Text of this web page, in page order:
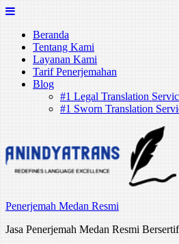
Skip
to
contentBeranda
Tentang Kami
Layanan Kami
Tarif Penerjemahan
Blog
#1 Legal Translation
#1 Sworn Translation
Penerjemah Medan Resmi
Jasa Penerjemah Medan Resmi